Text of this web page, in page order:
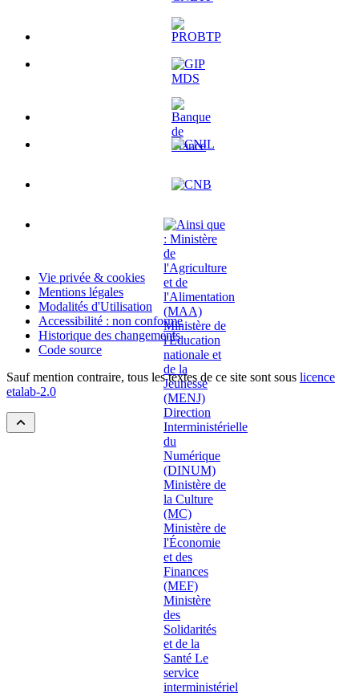
Vie privée & cookies
Mentions légales
Modalités d'Utilisation
Accessibilité : non conforme
Historique des changements
Code source
Sauf mention contraire, tous les textes de ce site sont sous licence
etalab-2.0